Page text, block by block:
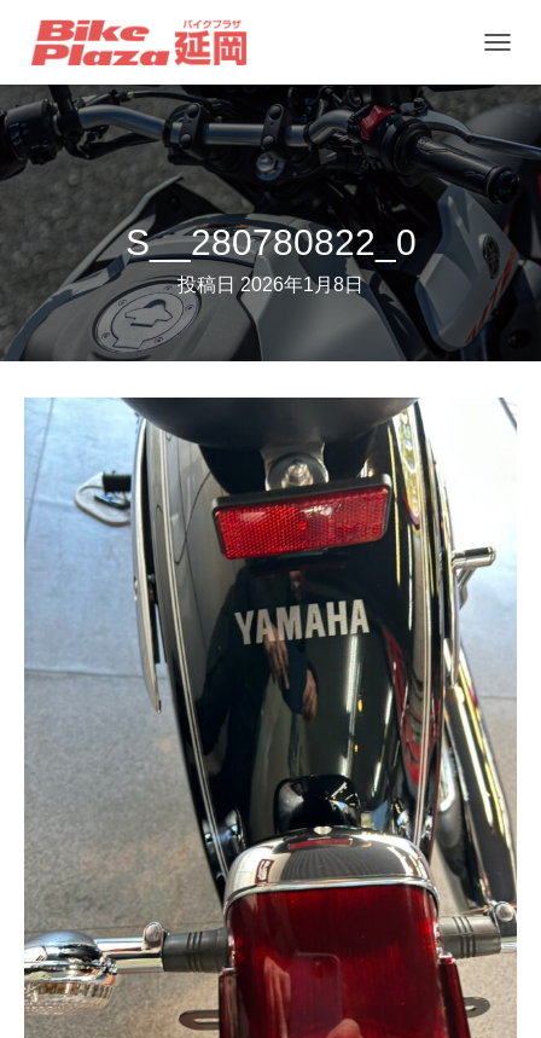
ビ
ー
シ
ョ
ン
を
り
え
S__280780822_0
投稿日2026年1月8日